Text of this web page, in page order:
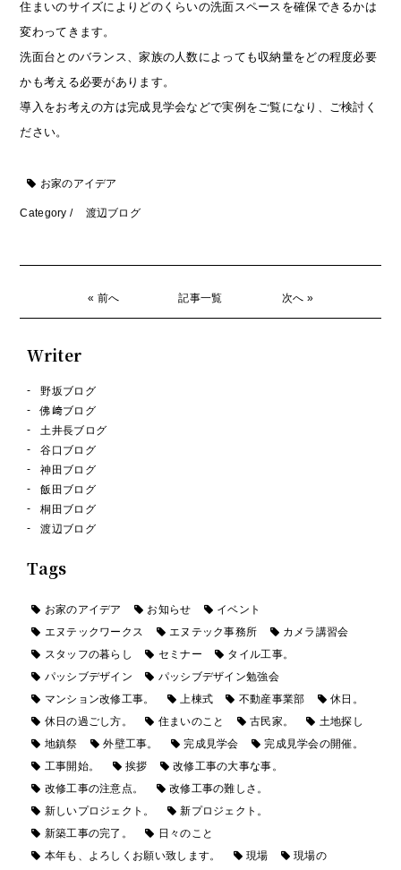
住まいのサイズによりどのくらいの洗面スペースを確保できるかは
変わってきます。
洗面台とのバランス、家族の人数によっても収納量をどの程度必要
かも考える必要があります。
導入をお考えの方は完成見学会などで実例をご覧になり、ご検討く
ださい。
お家のアイデア
Category / 渡辺ブログ
« 前へ 記事一覧 次へ »
Writer
野坂ブログ
佛﨑ブログ
土井長ブログ
谷口ブログ
神田ブログ
飯田ブログ
桐田ブログ
渡辺ブログ
Tags
お家のアイデア お知らせ
イベント
エヌテックワークス
エヌテック事務所
カメラ講習会
スタッフの暮らし
セミナー
タイル工事。
パッシブデザイン
パッシブデザイン勉強会
マンション改修工事。
上棟式 不動産事業部
休日。
休日の過ごし方。
住まいのこと 古民家。
土地探し
地鎮祭
外壁工事。 完成見学会
完成見学会の開催。
工事開始。
挨拶
改修工事の大事な事。
改修工事の注意点。
改修工事の難しさ。
新しいプロジェクト。
新プロジェクト。
新築工事の完了。
日々のこと
本年も、よろしくお願い致します。
現場
現場の